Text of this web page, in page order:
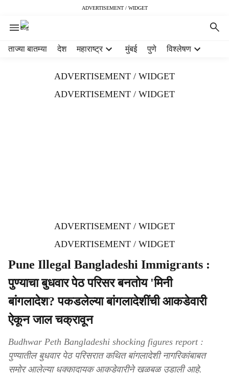
ADVERTISEMENT / WIDGET
ताज्या बातम्या देश महाराष्ट्र मुंबई पुणे विश्लेषण
ADVERTISEMENT / WIDGET
ADVERTISEMENT / WIDGET
ADVERTISEMENT / WIDGET
ADVERTISEMENT / WIDGET
Pune Illegal Bangladeshi Immigrants :
पुण्याचा बुधवार पेठ परिसर बनतोय 'मिनी
बांगलादेश? पकडलेल्या बांगलादेशींची आकडेवारी
ऐकून जाल चक्रावून
Budhwar Peth Bangladeshi shocking figures report :
पुण्यातील बुधवार पेठ परिसरात कथित बांगलादेशी नागरिकांबाबत
समोर आलेल्या धक्कादायक आकडेवारीने खळबळ उडाली आहे.